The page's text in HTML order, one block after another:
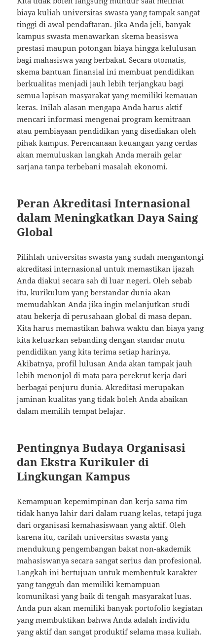
biaya kuliah universitas swasta yang tampak sangat
tinggi di awal pendaftaran. Jika Anda jeli, banyak
kampus swasta menawarkan skema beasiswa
prestasi maupun potongan biaya hingga kelulusan
bagi mahasiswa yang berbakat. Secara otomatis,
skema bantuan finansial ini membuat pendidikan
berkualitas menjadi jauh lebih terjangkau bagi
semua lapisan masyarakat yang memiliki kemauan
keras. Inilah alasan mengapa Anda harus aktif
mencari informasi mengenai program kemitraan
atau pembiayaan pendidikan yang disediakan oleh
pihak kampus. Perencanaan keuangan yang cerdas
akan memuluskan langkah Anda meraih gelar
sarjana tanpa terbebani masalah ekonomi.
Peran Akreditasi Internasional
dalam Meningkatkan Daya Saing
Global
Pilihlah universitas swasta yang sudah mengantongi
akreditasi internasional untuk memastikan ijazah
Anda diakui secara sah di luar negeri. Oleh sebab
itu, kurikulum yang berstandar dunia akan
memudahkan Anda jika ingin melanjutkan studi
atau bekerja di perusahaan global di masa depan.
Kita harus memastikan bahwa waktu dan biaya yang
kita keluarkan sebanding dengan standar mutu
pendidikan yang kita terima setiap harinya.
Akibatnya, profil lulusan Anda akan tampak jauh
lebih menonjol di mata para perekrut kerja dari
berbagai penjuru dunia. Akreditasi merupakan
jaminan kualitas yang tidak boleh Anda abaikan
dalam memilih tempat belajar.
Pentingnya Budaya Organisasi
dan Ekstra Kurikuler di
Lingkungan Kampus
Kemampuan kepemimpinan dan kerja sama tim
tidak hanya lahir dari dalam ruang kelas, tetapi juga
dari organisasi kemahasiswaan yang aktif. Oleh
karena itu, carilah universitas swasta yang
mendukung pengembangan bakat non-akademik
mahasiswanya secara sangat serius dan profesional.
Langkah ini bertujuan untuk membentuk karakter
yang tangguh dan memiliki kemampuan
komunikasi yang baik di tengah masyarakat luas.
Anda pun akan memiliki banyak portofolio kegiatan
yang membuktikan bahwa Anda adalah individu
yang aktif dan sangat produktif selama masa kuliah.